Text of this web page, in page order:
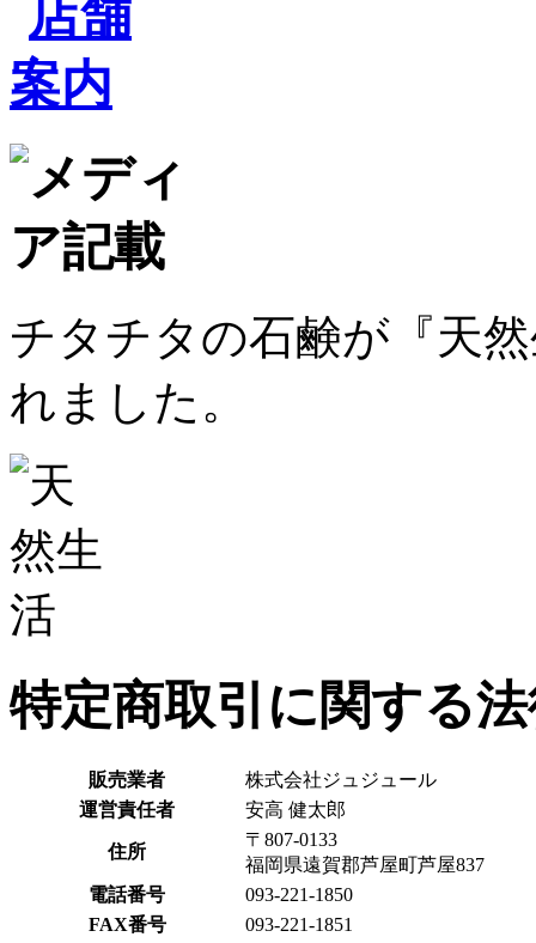
チタチタの石鹸が『天
れました。
特定商取引に関する
販売業者
株式会社ジュジュール
運営責任者
安高 健太郎
住所
〒807-0133
福岡県遠賀郡芦屋町芦屋837
電話番号
093-221-1850
FAX番号
093-221-1851